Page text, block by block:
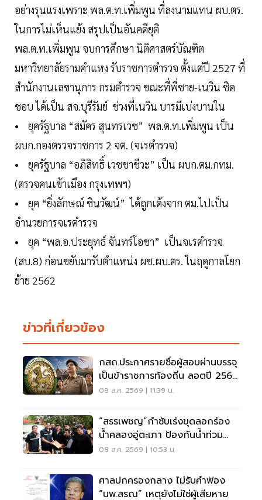
อย่างรุนแรงเพราะ พล.ต.ท.เพิ่มพูน ที่ลงนามแทน ผบ.ตร.
ในการไม่เห็นแย้ง สรุปเป็นอันคดียุติ
พล.ต.ท.เพิ่มพูน จบการศึกษา นิติศาสตร์บัณฑิต
มหาวิทยาลัยรามคำแหง รับราชการตำรวจ ตั้งแต่ปี 2527 ที่
สำนักงานเลขานุการ กรมตำรวจ ขณะที่พี่ชาย-เนวิน ชิด
ชอบ ได้เป็น สจ.บุรีรัมย์ ช่วงที่เนวิน บารมีเบ่งบานใน
• ยุครัฐบาล “สมัคร สุนทรเวช” พล.ต.ท.เพิ่มพูน เป็น
ผบก.กองตรวจราชการ 2 จต. (จเรตำรวจ)
• ยุครัฐบาล “อภิสิทธิ์ เวชชาชีวะ” เป็น ผบก.ตม.กทม.
(ตรวจคนเข้าเมือง กรุงเทพฯ)
• ยุค “ยิ่งลักษณ์ ชินวัฒน์” ได้ถูกเด้งจาก ตม.ไปเป็น
อำนวยการจเรตำรวจ
• ยุค “พล.อ.ประยุทธ์ จันทร์โอชา” เป็นจเรตำรวจ
(สบ.8) ก่อนขยับมารับตำแหน่ง ผช.ผบ.ตร. ในฤดูกาลโยก
ย้าย 2562
ข่าวที่เกี่ยวข้อง
กสถ.ประกาศรายชื่อผู้สอบผ่านบรรจุ
เป็นข้าราชการท้องถิ่น ลอตปี 2568
ใหม่
08 ส.ค. 2569 | 11:39 น.
“สรรเพชญ”กำชับเร่งขุดลอกร่อง
น้ำคลองอู่ตะเภา ป้องกันน้ำท่วม
สงขลา
08 ส.ค. 2569 | 10:53 น.
ศาลปกครองกลาง ไม่รับคำฟ้อง
“นพ.สรณ” เหตุยังไม่ใช่ผู้เสียหาย